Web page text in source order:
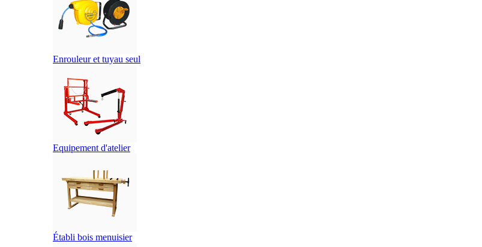
Enrouleur et tuyau seul
Equipement d'atelier
Établi bois menuisier